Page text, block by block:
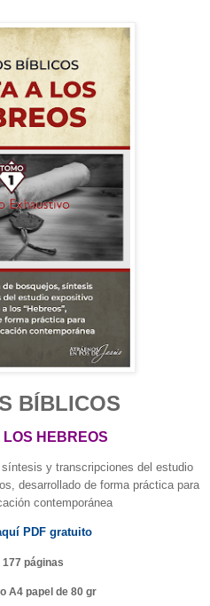
BÍBLICOS
LOS HEBREOS
y transcripciones del estudio
desarrollado de forma práctica para
contemporánea
PDF gratuito
páginas
A4 papel de 80 gr